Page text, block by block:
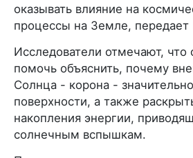
оказывать влияние на
процессы на Земле, передает
Исследователи отмечают,
помочь объяснить, почему
Солнца - корона -
поверхности, а также
накопления энергии,
солнечным вспышкам.